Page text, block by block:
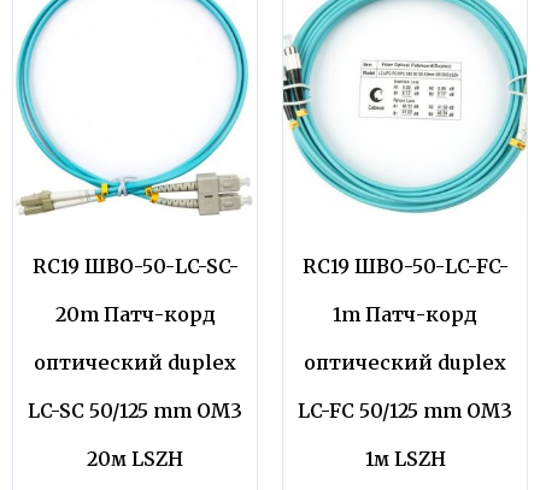
RC19 ШВО-50-LC-SC-
20m Патч-корд
оптический duplex
LC-SC 50/125 mm OM3
20м LSZH
RC19 ШВО-50-LC-FC-
1m Патч-корд
оптический duplex
LC-FC 50/125 mm OM3
1м LSZH